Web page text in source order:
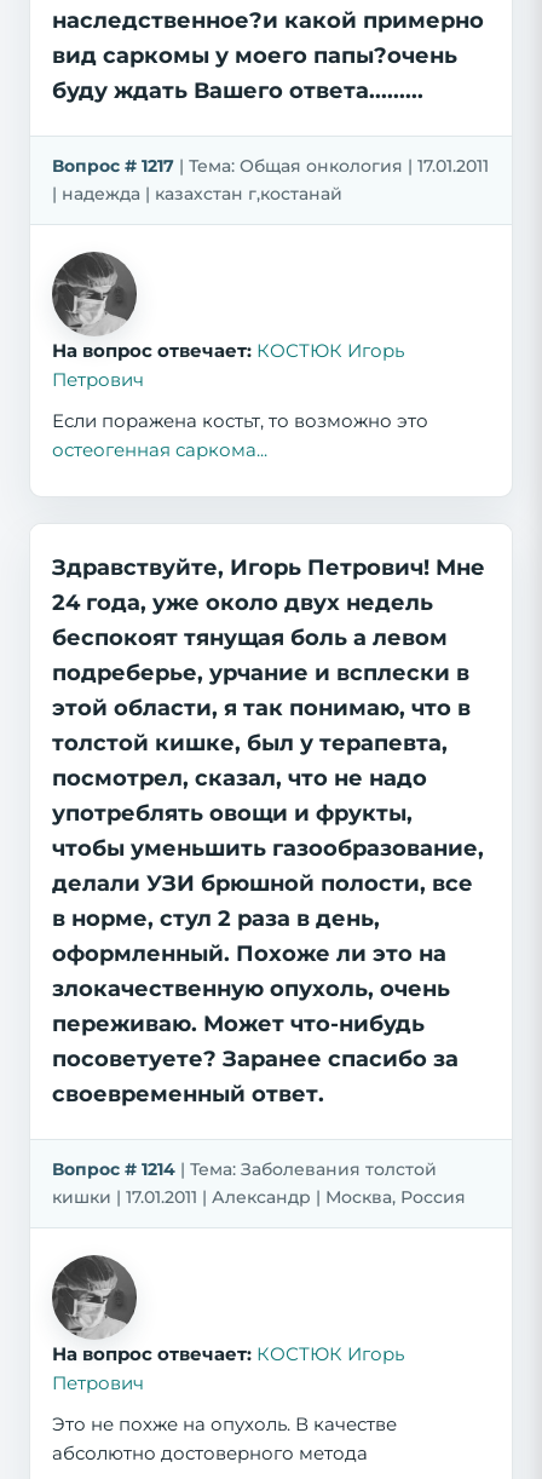
наследственное?и какой примерно
вид саркомы у моего папы?очень
буду ждать Вашего ответа.........
Вопрос # 1217 | Тема: Общая онкология | 17.01.2011
| надежда | казахстан г,костанай
На вопрос отвечает: КОСТЮК Игорь
Петрович
Если поражена костьт, то возможно это
остеогенная саркома...
Здравствуйте, Игорь Петрович! Мне
24 года, уже около двух недель
беспокоят тянущая боль а левом
подреберье, урчание и всплески в
этой области, я так понимаю, что в
толстой кишке, был у терапевта,
посмотрел, сказал, что не надо
употреблять овощи и фрукты,
чтобы уменьшить газообразование,
делали УЗИ брюшной полости, все
в норме, стул 2 раза в день,
оформленный. Похоже ли это на
злокачественную опухоль, очень
переживаю. Может что-нибудь
посоветуете? Заранее спасибо за
своевременный ответ.
Вопрос # 1214 | Тема: Заболевания толстой
кишки | 17.01.2011 | Александр | Москва, Россия
На вопрос отвечает: КОСТЮК Игорь
Петрович
Это не похже на опухоль. В качестве
абсолютно достоверного метода